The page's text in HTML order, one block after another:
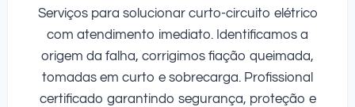
Serviços para solucionar curto-circuito elétrico
com atendimento imediato. Identificamos a
origem da falha, corrigimos fiação queimada,
tomadas em curto e sobrecarga. Profissional
certificado garantindo segurança, proteção e